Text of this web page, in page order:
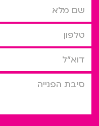
שם מלא
טלפון
דוא”ל
סיבת הפניה